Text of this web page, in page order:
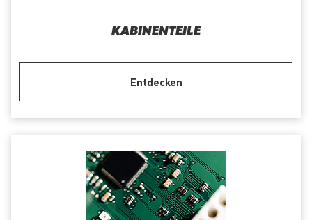
KABINENTEILE
Entdecken